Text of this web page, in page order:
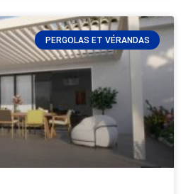
PERGOLAS ET VÉRANDAS